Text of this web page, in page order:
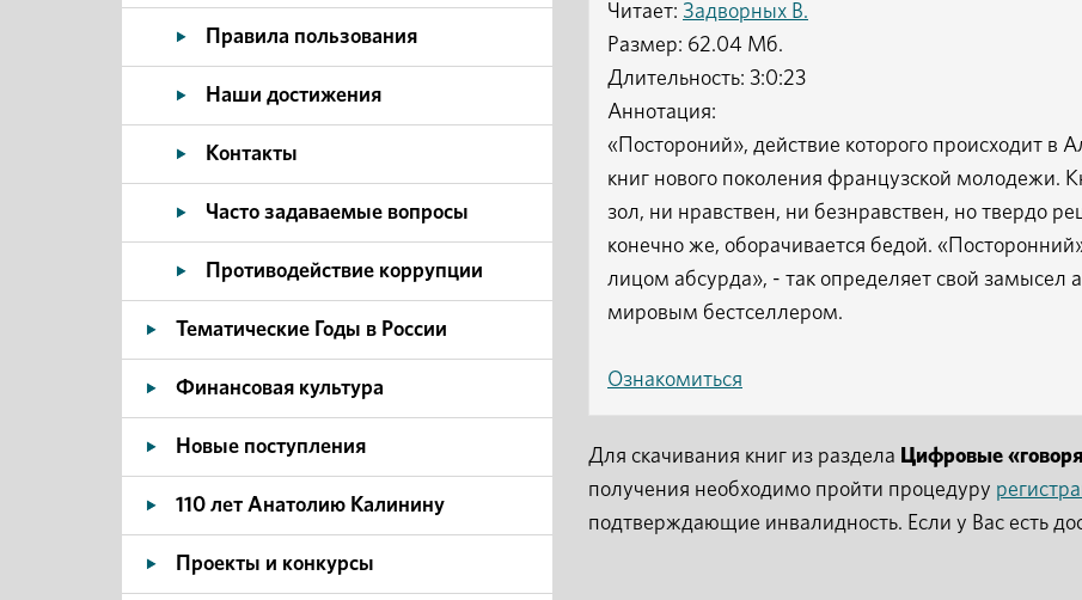
Правила пользования
Наши достижения
Контакты
Часто задаваемые вопросы
Противодействие коррупции
Тематические Годы в России
Финансовая культура
Новые поступления
110 лет Анатолию Калинину
Проекты и конкурсы
Читает: Задворных В.
Размер: 62.04 Мб.
Длительность: 3:0:23
Аннотация:
«Постороний», действие которого происходит в
книг нового поколения французской молодежи.
зол, ни нравствен, ни безнравствен, но твердо
конечно же, оборачивается бедой.
лицом абсурда», - так определяет свой замысел
мировым бестселлером.
Ознакомиться
Для скачивания книг из раздела Цифровые
получения необходимо пройти процедуру
подтверждающие инвалидность. Если у Вас есть